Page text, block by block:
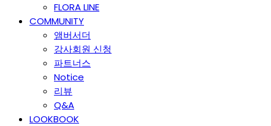
FLORA LINE
COMMUNITY
앰버서더
강사회원 신청
파트너스
Notice
리뷰
Q&A
LOOKBOOK